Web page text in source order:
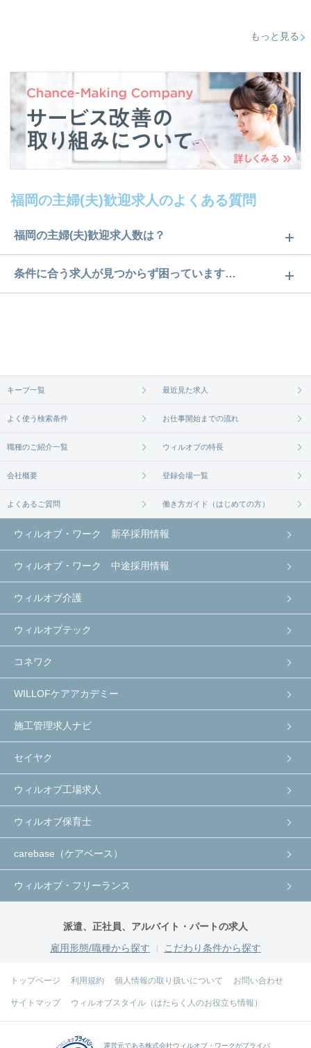
もっと見る
福岡の主婦(夫)歓迎求人のよくある質問
福岡の主婦(夫)歓迎求人数は？
福岡の主婦(夫)歓迎求人数は265件です。どのような
求人があるかぜひチェックしてみてください。
条件に合う求人が見つからず困っています…
無料相談の登録はコチラから
キープ一覧 最近見た求人
よく使う検索条件 お仕事開始までの流れ
職種のご紹介一覧 ウィルオブの特長
会社概要 登録会場一覧
よくあるご質問 働き方ガイド（はじめての方）
ウィルオブ・ワーク 新卒採用情報
ウィルオブ・ワーク 中途採用情報
ウィルオブ介護
ウィルオブテック
コネワク
WILLOFケアアカデミー
施工管理求人ナビ
セイヤク
ウィルオブ工場求人
ウィルオブ保育士
carebase（ケアベース）
ウィルオブ・フリーランス
派遣、正社員、アルバイト・パートの求人
雇用形態/職種から探す
こだわり条件から探す
トップページ 利用規約 個人情報の取り扱いについて お問い合わせ
サイトマップ ウィルオブスタイル（はたらく人のお役立ち情報）
運営元である株式会社ウィルオブ・ワークがプライバ